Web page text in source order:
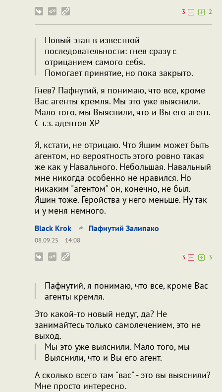
3
2
Новый этап в известной
последовательности: гнев сразу с
отрицанием самого себя.
Помогает принятие, но пока закрыто.
Гнев? Пафнутий, я понимаю, что все, кроме
Вас агенты кремля. Мы это уже выяснили.
Мало того, мы Выяснили, что и Вы его агент.
С т.з. адептов ХР
Я, кстати, не отрицаю. Что Яшим может быть
агентом, но вероятность этого ровно такая
же как у Навального. Небольшая. Навальный
мне никогда особенно не нравился. Но
никаким "агентом" он, конечно, не был.
Яшин тоже. Геройства у него меньше. Ну так
и у меня немного.
Black Krok Пафнутий Залипако
08.09.25
14:08
3
3
Пафнутий, я понимаю, что все, кроме Вас
агенты кремля.
Это какой-то новый недуг, да? Не
занимайтесь только самолечением, это не
выход.
Мы это уже выяснили. Мало того, мы
Выяснили, что и Вы его агент.
А сколько всего там "вас" - это вы выяснили?
Мне просто интересно.